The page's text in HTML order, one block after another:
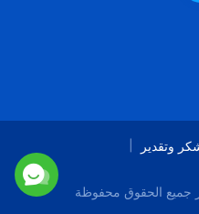
وتقدير
جميع الحقوق محفوظة